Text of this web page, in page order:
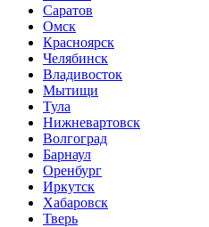
Саратов
Омск
Красноярск
Челябинск
Владивосток
Мытищи
Тула
Нижневартовск
Волгоград
Барнаул
Оренбург
Иркутск
Хабаровск
Тверь